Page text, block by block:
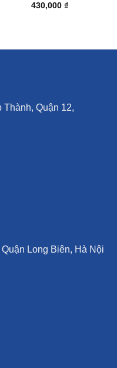
430,000 ₫
Quận 12,
Long Biên, Hà Nội